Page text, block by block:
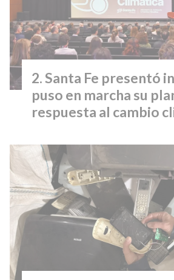
Santa Fe presentó
puso en marcha su
respuesta al cambio